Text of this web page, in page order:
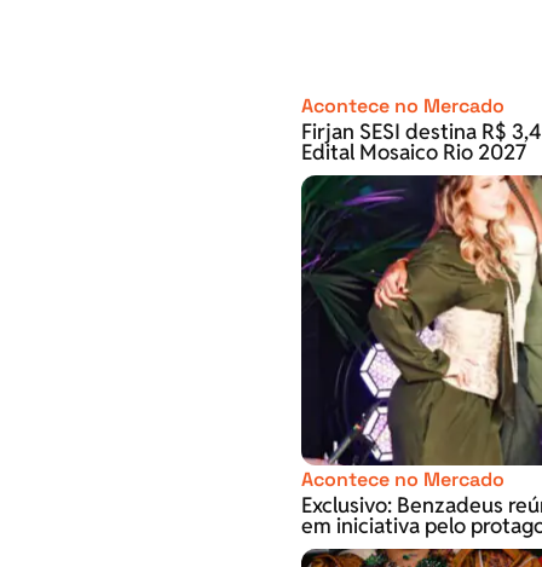
Acontece no Mercado
Firjan SESI destina R$
Edital Mosaico Rio 2027
Acontece no Mercado
Exclusivo: Benzadeus
em iniciativa pelo